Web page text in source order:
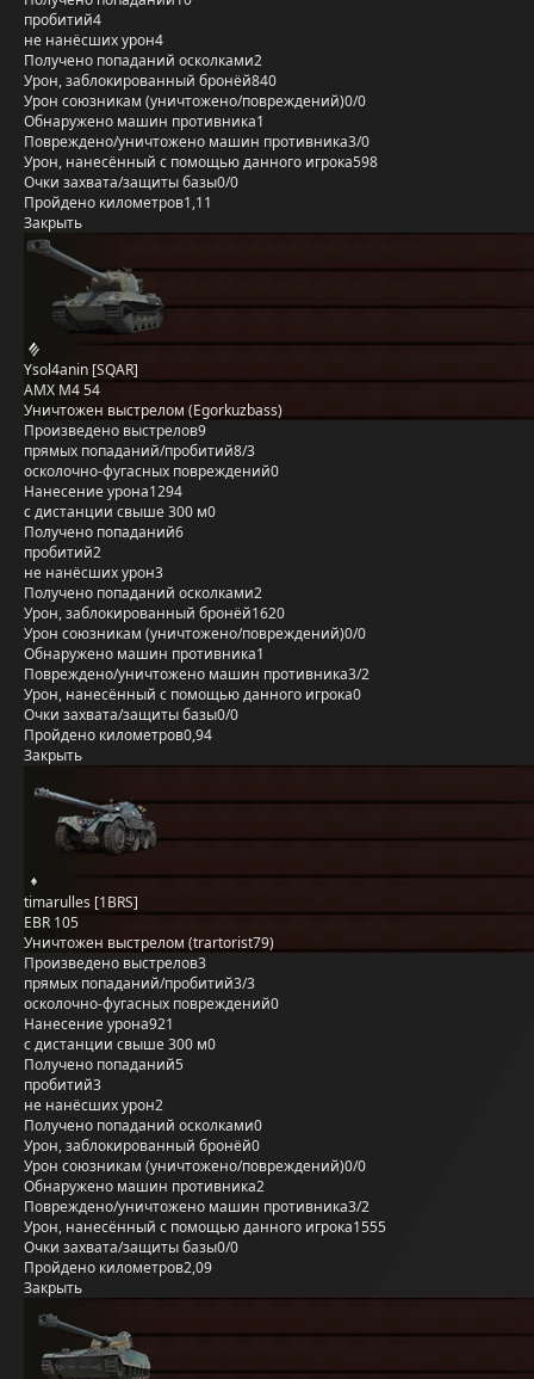
пробитий4
не нанёсших урон4
Получено попаданий осколками2
Урон, заблокированный бронёй840
Урон союзникам (уничтожено/повреждений)0/0
Обнаружено машин противника1
Повреждено/уничтожено машин противника3/0
Урон, нанесённый с помощью данного игрока598
Очки захвата/защиты базы0/0
Пройдено километров1,11
Закрыть
Ysol4anin [SQAR]
AMX M4 54
Уничтожен выстрелом (Egorkuzbass)
Произведено выстрелов9
прямых попаданий/пробитий8/3
осколочно-фугасных повреждений0
Нанесение урона1294
с дистанции свыше 300 м0
Получено попаданий6
пробитий2
не нанёсших урон3
Получено попаданий осколками2
Урон, заблокированный бронёй1620
Урон союзникам (уничтожено/повреждений)0/0
Обнаружено машин противника1
Повреждено/уничтожено машин противника3/2
Урон, нанесённый с помощью данного игрока0
Очки захвата/защиты базы0/0
Пройдено километров0,94
Закрыть
timarulles [1BRS]
EBR 105
Уничтожен выстрелом (trartorist79)
Произведено выстрелов3
прямых попаданий/пробитий3/3
осколочно-фугасных повреждений0
Нанесение урона921
с дистанции свыше 300 м0
Получено попаданий5
пробитий3
не нанёсших урон2
Получено попаданий осколками0
Урон, заблокированный бронёй0
Урон союзникам (уничтожено/повреждений)0/0
Обнаружено машин противника2
Повреждено/уничтожено машин противника3/2
Урон, нанесённый с помощью данного игрока1555
Очки захвата/защиты базы0/0
Пройдено километров2,09
Закрыть